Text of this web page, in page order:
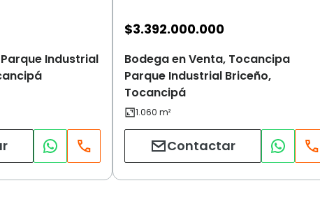
Industrial
$3.392.000.000
Bodega en Venta, Tocancipa
Parque Industrial Briceño,
Tocancipá
Contactar